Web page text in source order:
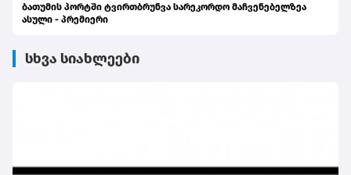
ბათუმის პორტში ტვირთბრუნვა სარეკორდო მაჩვენებელზეა
ასული - პრემიერი
სხვა სიახლეები